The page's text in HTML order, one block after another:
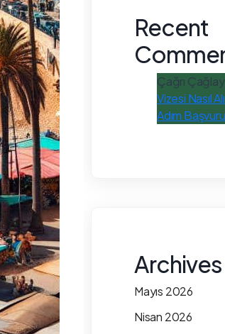
Recent
Çağrı
Vizesi Nasıl
Adım
Archives
Mayıs 2026
Nisan 2026